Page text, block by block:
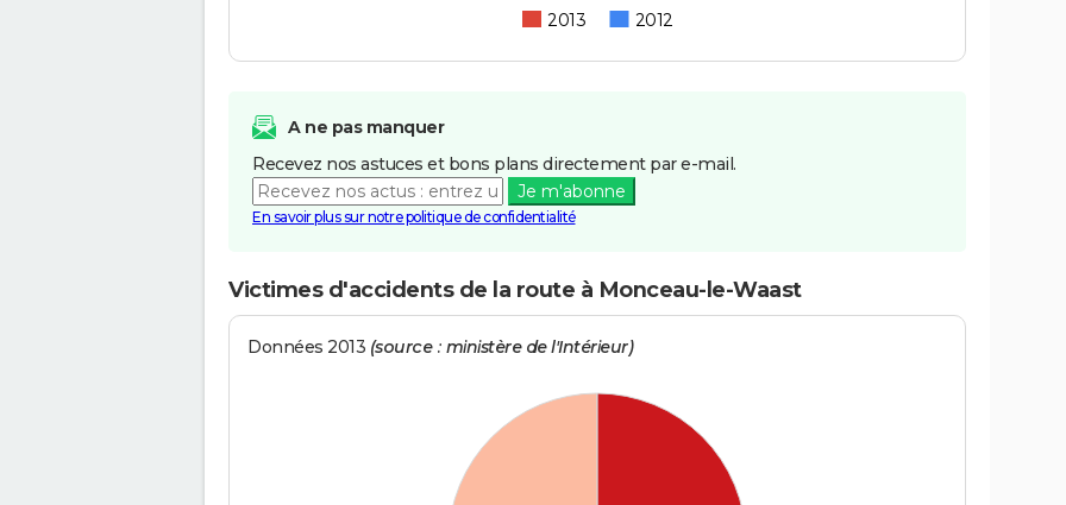
2013 2012
A ne pas manquer
Recevez nos astuces et bons plans directement par e-mail.
Je m'abonne
En savoir plus sur notre politique de confidentialité
Victimes d'accidents de la route à Monceau-le-Waast
Données 2013 (source : ministère de l'Intérieur)